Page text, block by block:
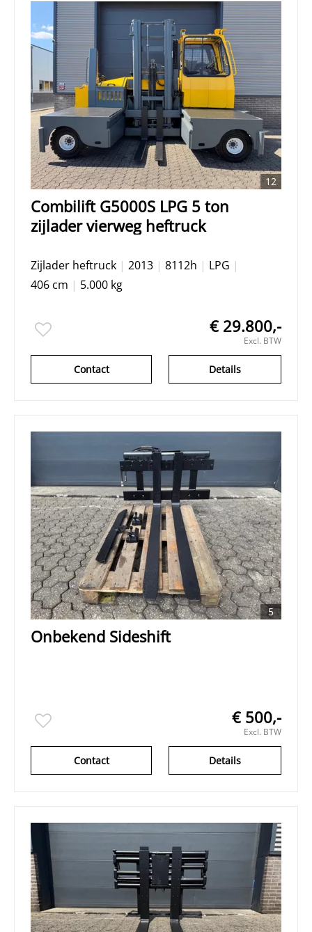
12
Combilift G5000S LPG 5 ton
zijlader vierweg heftruck
Zijlader heftruck | 2013 | 8112h | LPG |
406 cm | 5.000 kg
€ 29.800,-
Excl. BTW
Details
Contact
5
Onbekend Sideshift
€ 500,-
Excl. BTW
Details
Contact